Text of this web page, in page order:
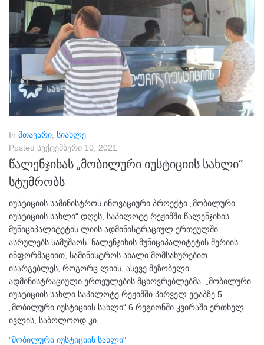
In მთავარი სიახლე
Posted სექტემბერი 10, 2021
წალენჯიხას „მობილური იუსტიციის სახლი“
სტუმრობს
იუსტიციის სამინისტროს ინოვაციური პროექტი „მობილური
იუსტიციის სახლი“ დღეს, საპილოტე რეჟიმში წალენჯიხის
მუნიციპალიტეტის ლიის ადმინისტრაციულ ერთეულში
ასრულებს სამუშაოს. წალენჯიხის მუნიციპალიტეტის მერიის
ინფორმაციით, სამინისტროს ახალი მომსახურებით
ისარგებლეს, როგორც ლიის, ასევე მეზობელი
ადმინისტრაციული ერთეულების მცხოვრებლებმა. „მობილური
იუსტიციის სახლი საპილოტე რეჟიმში პირველ ეტაპზე 5
„მობილური იუსტიციის სახლი“ 6 რეგიონში კვირაში ერთხელ
ივლის, საბოლოოდ კი,...
"მობილური Იუსტიციის Სახლი"